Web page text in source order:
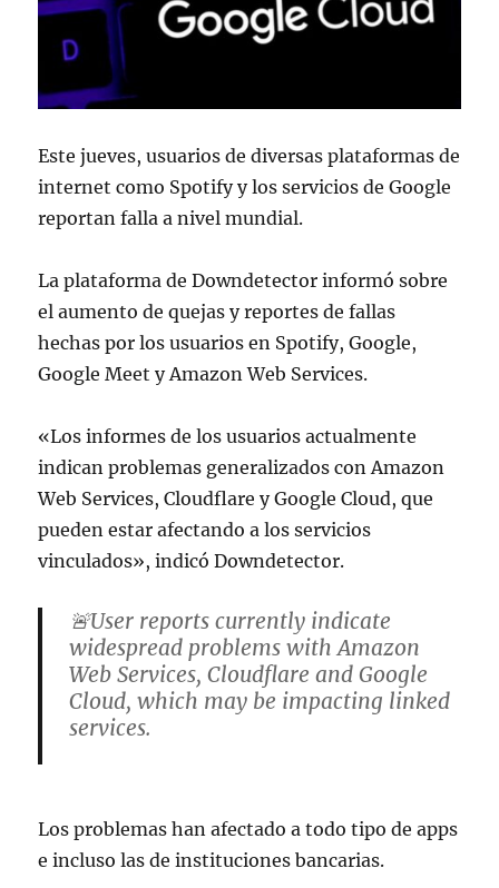
Este jueves, usuarios de diversas plataformas de
internet como Spotify y los servicios de Google
reportan falla a nivel mundial.
La plataforma de Downdetector informó sobre
el aumento de quejas y reportes de fallas
hechas por los usuarios en Spotify, Google,
Google Meet y Amazon Web Services.
«Los informes de los usuarios actualmente
indican problemas generalizados con Amazon
Web Services, Cloudflare y Google Cloud, que
pueden estar afectando a los servicios
vinculados», indicó Downdetector.
🚨User reports currently indicate
widespread problems with Amazon
Web Services, Cloudflare and Google
Cloud, which may be impacting linked
services.
pic.twitter.com/SucToVd7HX
Los problemas han afectado a todo tipo de apps
e incluso las de instituciones bancarias.